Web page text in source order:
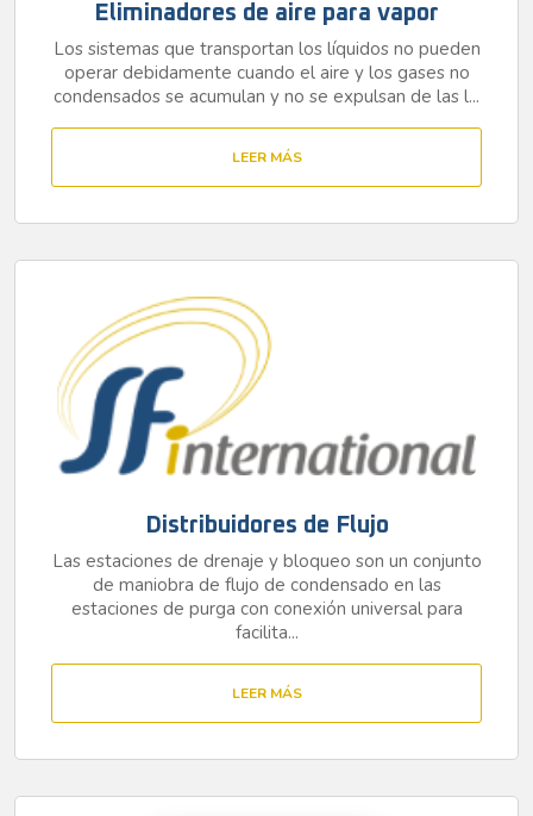
Eliminadores de aire para vapor
Los sistemas que transportan los líquidos no pueden
operar debidamente cuando el aire y los gases no
condensados se acumulan y no se expulsan de las l...
LEER MÁS
Distribuidores de Flujo
Las estaciones de drenaje y bloqueo son un conjunto
de maniobra de flujo de condensado en las
estaciones de purga con conexión universal para
facilita...
LEER MÁS